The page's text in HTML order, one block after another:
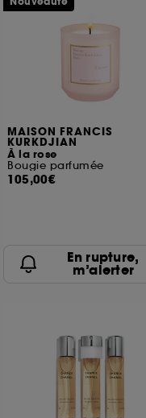
MAISON FRANCIS
KURKDJIAN
À la rose
Bougie parfumée
105,00€
En rupture,
m’alerter